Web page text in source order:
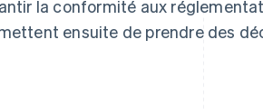
la conformité aux
ensuite de prendre des